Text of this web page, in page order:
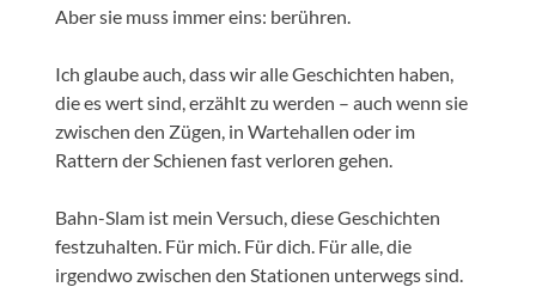
Aber sie muss immer eins: berühren.
Ich glaube auch, dass wir alle Geschichten haben,
die es wert sind, erzählt zu werden – auch wenn sie
zwischen den Zügen, in Wartehallen oder im
Rattern der Schienen fast verloren gehen.
Bahn-Slam ist mein Versuch, diese Geschichten
festzuhalten. Für mich. Für dich. Für alle, die
irgendwo zwischen den Stationen unterwegs sind.